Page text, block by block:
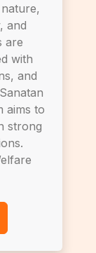
and
are
with
and
aims to
strong